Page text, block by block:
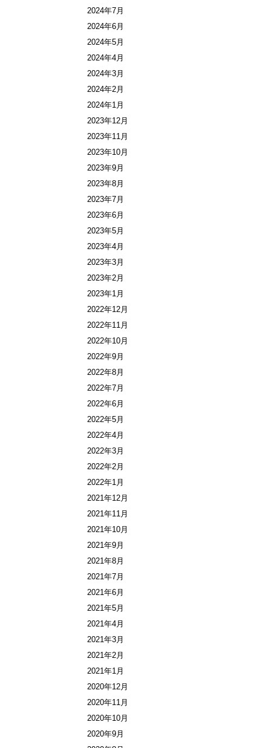
2024年7月
2024年6月
2024年5月
2024年4月
2024年3月
2024年2月
2024年1月
2023年12月
2023年11月
2023年10月
2023年9月
2023年8月
2023年7月
2023年6月
2023年5月
2023年4月
2023年3月
2023年2月
2023年1月
2022年12月
2022年11月
2022年10月
2022年9月
2022年8月
2022年7月
2022年6月
2022年5月
2022年4月
2022年3月
2022年2月
2022年1月
2021年12月
2021年11月
2021年10月
2021年9月
2021年8月
2021年7月
2021年6月
2021年5月
2021年4月
2021年3月
2021年2月
2021年1月
2020年12月
2020年11月
2020年10月
2020年9月